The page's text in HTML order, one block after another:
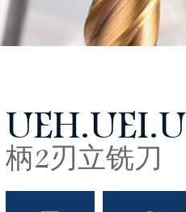
柄2刃立铣刀